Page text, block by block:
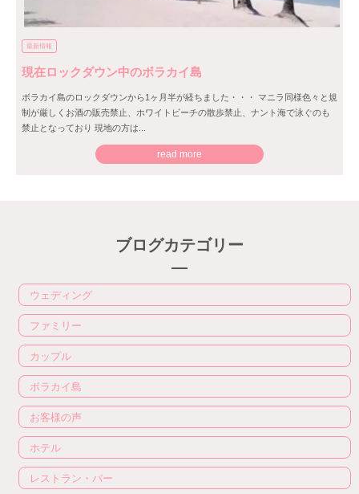
最新情報
現在ロックダウン中のボラカイ島
ボラカイ島のロックダウンから1ヶ月半が経ちました・・・ マニラ同様色々と規
制が厳しくお酒の販売禁止、ホワイトビーチの散歩禁止、ナント海で泳ぐのも
禁止となっており 現地の方は...
read more
ブログカテゴリー
ウェディング
ファミリー
カップル
ボラカイ島
お客様の声
ホテル
レストラン・バー